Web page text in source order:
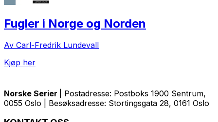
Fugler i Norge og Norden
Av Carl-Fredrik Lundevall
Kjøp her
Norske Serier
| Postadresse: Postboks 1900 Sentrum,
0055 Oslo | Besøksadresse: Stortingsgata 28, 0161 Oslo